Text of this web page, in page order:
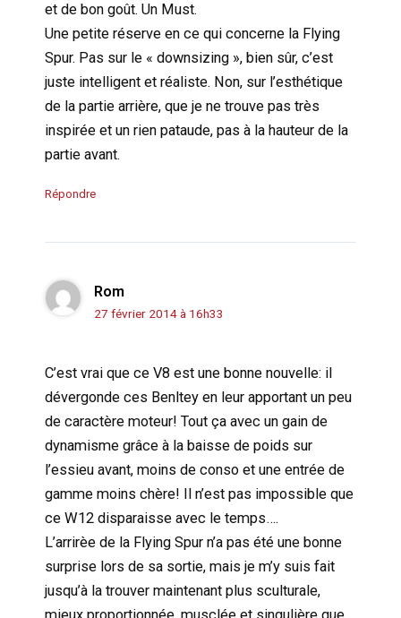
et de bon goût. Un Must.
Une petite réserve en ce qui concerne la Flying
Spur. Pas sur le « downsizing », bien sûr, c’est
juste intelligent et réaliste. Non, sur l’esthétique
de la partie arrière, que je ne trouve pas très
inspirée et un rien pataude, pas à la hauteur de la
partie avant.
Répondre
Rom
27 février 2014 à 16h33
C’est vrai que ce V8 est une bonne nouvelle: il
dévergonde ces Benltey en leur apportant un peu
de caractère moteur! Tout ça avec un gain de
dynamisme grâce à la baisse de poids sur
l’essieu avant, moins de conso et une entrée de
gamme moins chère! Il n’est pas impossible que
ce W12 disparaisse avec le temps….
L’arrirèe de la Flying Spur n’a pas été une bonne
surprise lors de sa sortie, mais je m’y suis fait
jusqu’à la trouver maintenant plus sculturale,